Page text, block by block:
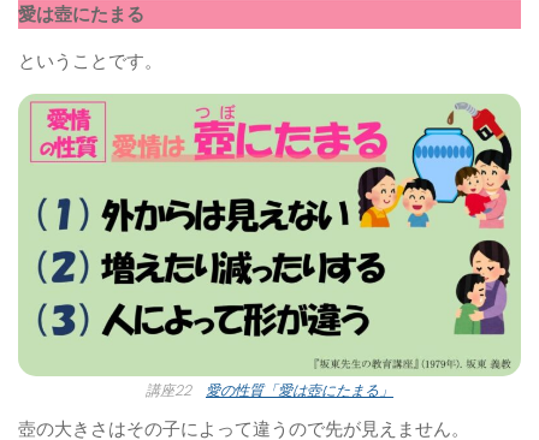
愛は壺にたまる
ということです。
講座22 愛の性質「愛は壺にたまる」
壺の大きさはその子によって違うので先が見えません。